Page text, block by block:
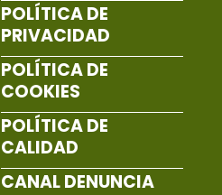
POLÍTICA DE
PRIVACIDAD
POLÍTICA DE
COOKIES
POLÍTICA DE
CALIDAD
CANAL DENUNCIA